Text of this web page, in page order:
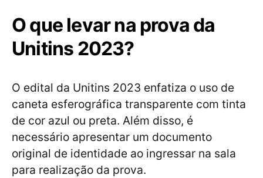
O que levar na prova da
Unitins 2023?
O edital da Unitins 2023 enfatiza o uso de
caneta esferográfica transparente com tinta
de cor azul ou preta. Além disso, é
necessário apresentar um documento
original de identidade ao ingressar na sala
para realização da prova.